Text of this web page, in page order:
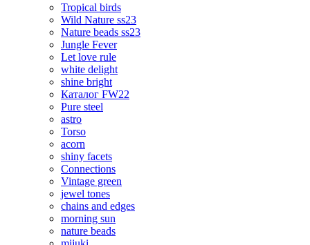
Tropical birds
Wild Nature ss23
Nature beads ss23
Jungle Fever
Let love rule
white delight
shine bright
Каталог FW22
Pure steel
astro
Torso
acorn
shiny facets
Connections
Vintage green
jewel tones
chains and edges
morning sun
nature beads